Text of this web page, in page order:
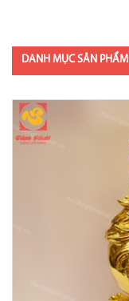
DANH MỤC SẢN PHẨM